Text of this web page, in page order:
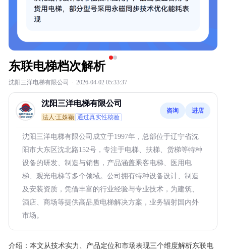
东联电梯档次解析
沈阳三洋电梯有限公司 · 2026-04-02 05:33:37
沈阳三洋电梯有限公司
法人:王姝颖 通过真实性核验
咨询 进店
沈阳三洋电梯有限公司成立于1997年，总部位于辽宁省沈
阳市大东区沈北路152号，专注于电梯、扶梯、货梯等特种
设备的研发、制造与销售，产品涵盖乘客电梯、医用电
梯、观光电梯等多个领域。公司拥有特种设备设计、制造
及安装资质，凭借丰富的行业经验与专业技术，为建筑、
酒店、商场等提供高品质电梯解决方案，业务辐射国内外
市场。
介绍： 本文从技术实力、产品定位和市场表现三个维度解析东联电